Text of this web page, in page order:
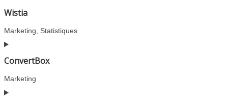
service
Wistia
Marketing, Statistiques
Consent
service
ConvertBox
Marketing
Consent